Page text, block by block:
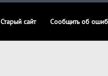
Старый сайт Сообщить об